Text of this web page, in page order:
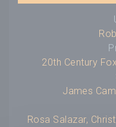
20th Century Fox
James
Rosa Salazar,